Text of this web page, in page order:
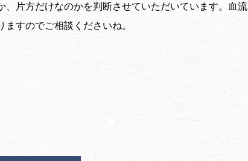
片方だけなのかを判断させていただいています。血流
すのでご相談くださいね。